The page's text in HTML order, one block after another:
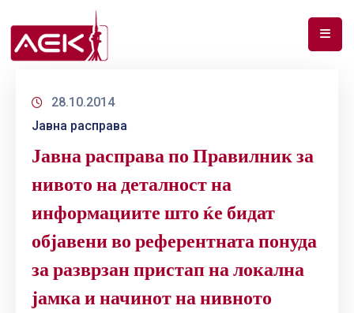
ДОКУМЕНТИ
СПЕКТАР
ТЕЛЕКОМУНИКАЦИИ
28.10.2014
Јавна расправа
Јавна расправа по Правилник за
нивото на деталност на
информациите што ќе бидат
објавени во референтната понуда
за разврзан пристап на локална
јамка и начинот на нивното